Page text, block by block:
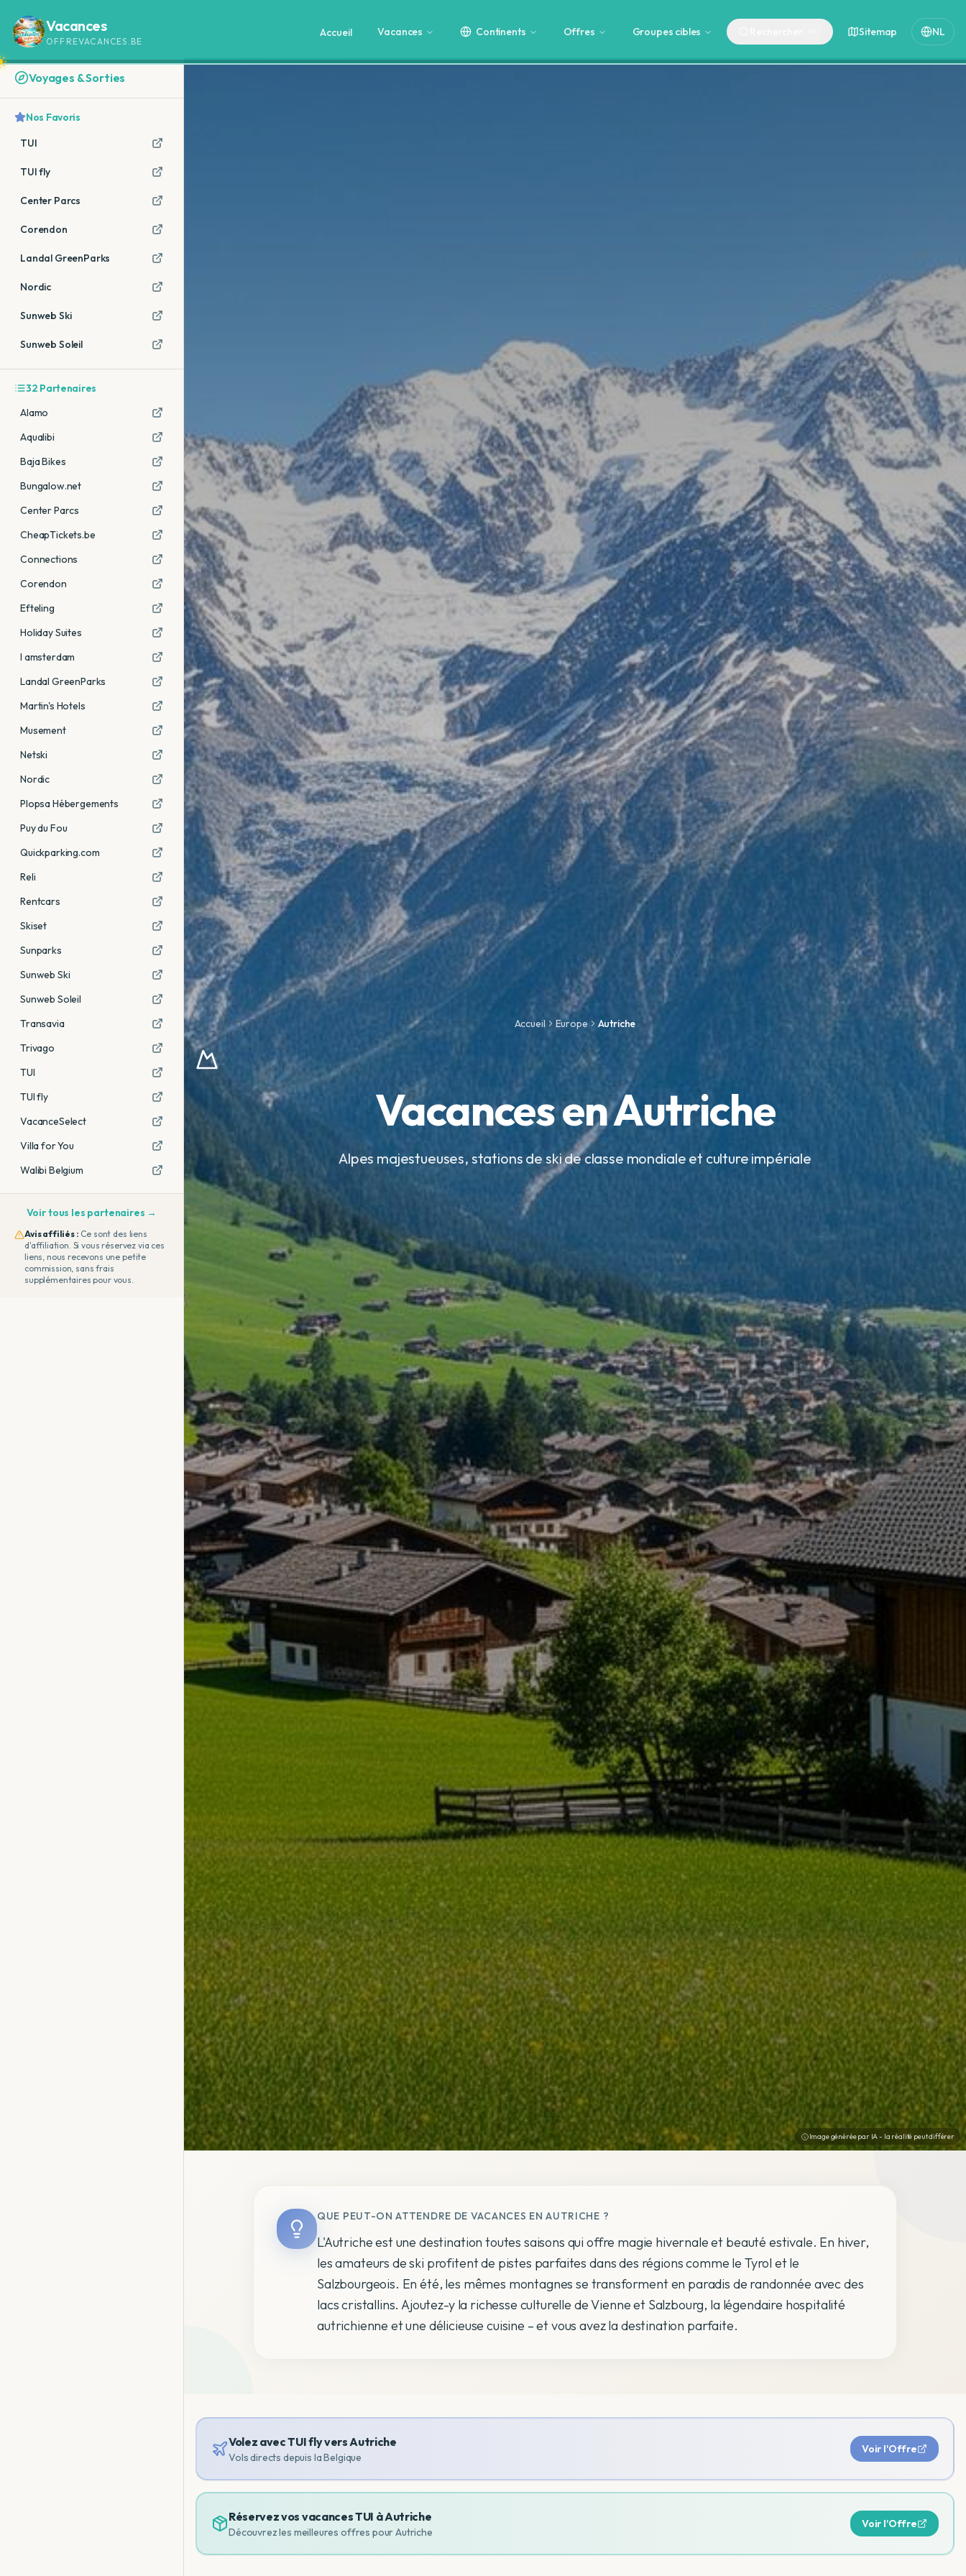
Vacances
OFFREVACANCES.BE
Accueil Vacances Continents Offres Groupes cibles Sitemap NL
Image générée par IA - la réalité peut différer
Accueil Europe Autriche
Vacances en Autriche
Alpes majestueuses, stations de ski de classe mondiale et culture impériale
QUE PEUT-ON ATTENDRE DE VACANCES EN AUTRICHE ?
L'Autriche est une destination toutes saisons qui offre magie hivernale et beauté estivale. En hiver,
les amateurs de ski profitent de pistes parfaites dans des régions comme le Tyrol et le
Salzbourgeois. En été, les mêmes montagnes se transforment en paradis de randonnée avec des
lacs cristallins. Ajoutez-y la richesse culturelle de Vienne et Salzbourg, la légendaire hospitalité
autrichienne et une délicieuse cuisine – et vous avez la destination parfaite.
Volez avec TUI fly versAutriche
Vols directs depuis la Belgique
Voir l'Offre
Réservez vos vacances TUI àAutriche
Découvrez les meilleures offres pourAutriche
Voir l'Offre
Voyages & Sorties
Nos Favoris
TUI
TUI fly
Center Parcs
Corendon
Landal GreenParks
Nordic
Sunweb Ski
Sunweb Soleil
32 Partenaires
Alamo
Aqualibi
Baja Bikes
Bungalow.net
Center Parcs
CheapTickets.be
Connections
Corendon
Efteling
Holiday Suites
I amsterdam
Landal GreenParks
Martin's Hotels
Musement
Netski
Nordic
Plopsa Hébergements
Puy du Fou
Quickparking.com
Reli
Rentcars
Skiset
Sunparks
Sunweb Ski
Sunweb Soleil
Transavia
Trivago
TUI
TUI fly
VacanceSelect
Villa for You
Walibi Belgium
Voir tous les partenaires →
Avis affiliés : Ce sont des liens
d'affiliation. Si vous réservez via ces
liens, nous recevons une petite
commission, sans frais
supplémentaires pour vous.